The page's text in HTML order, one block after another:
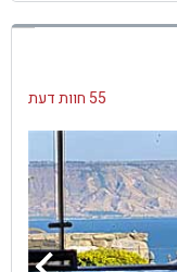
55 חוות דעת